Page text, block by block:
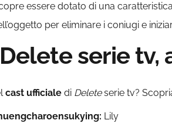
essere dotato di una
per eliminare i coniugi e
serie tv,
cast ufficiale di Deleteserie tv?
Lily